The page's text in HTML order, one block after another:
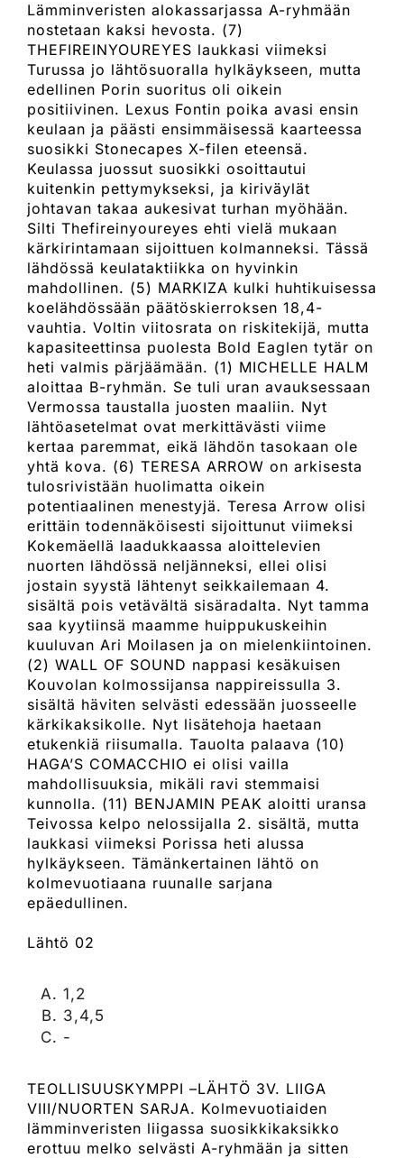
Lämminveristen alokassarjassa A-ryhmään
nostetaan kaksi hevosta. (7)
THEFIREINYOUREYES laukkasi viimeksi
Turussa jo lähtösuoralla hylkäykseen, mutta
edellinen Porin suoritus oli oikein
positiivinen. Lexus Fontin poika avasi ensin
keulaan ja päästi ensimmäisessä kaarteessa
suosikki Stonecapes X-filen eteensä.
Keulassa juossut suosikki osoittautui
kuitenkin pettymykseksi, ja kiriväylät
johtavan takaa aukesivat turhan myöhään.
Silti Thefireinyoureyes ehti vielä mukaan
kärkirintamaan sijoittuen kolmanneksi. Tässä
lähdössä keulataktiikka on hyvinkin
mahdollinen. (5) MARKIZA kulki huhtikuisessa
koelähdössään päätöskierroksen 18,4-
vauhtia. Voltin viitosrata on riskitekijä, mutta
kapasiteettinsa puolesta Bold Eaglen tytär on
heti valmis pärjäämään. (1) MICHELLE HALM
aloittaa B-ryhmän. Se tuli uran avauksessaan
Vermossa taustalla juosten maaliin. Nyt
lähtöasetelmat ovat merkittävästi viime
kertaa paremmat, eikä lähdön tasokaan ole
yhtä kova. (6) TERESA ARROW on arkisesta
tulosrivistään huolimatta oikein
potentiaalinen menestyjä. Teresa Arrow olisi
erittäin todennäköisesti sijoittunut viimeksi
Kokemäellä laadukkaassa aloittelevien
nuorten lähdössä neljänneksi, ellei olisi
jostain syystä lähtenyt seikkailemaan 4.
sisältä pois vetävältä sisäradalta. Nyt tamma
saa kyytiinsä maamme huippukuskeihin
kuuluvan Ari Moilasen ja on mielenkiintoinen.
(2) WALL OF SOUND nappasi kesäkuisen
Kouvolan kolmossijansa nappireissulla 3.
sisältä häviten selvästi edessään juosseelle
kärkikaksikolle. Nyt lisätehoja haetaan
etukenkiä riisumalla. Tauolta palaava (10)
HAGA’S COMACCHIO ei olisi vailla
mahdollisuuksia, mikäli ravi stemmaisi
kunnolla. (11) BENJAMIN PEAK aloitti uransa
Teivossa kelpo nelossijalla 2. sisältä, mutta
laukkasi viimeksi Porissa heti alussa
hylkäykseen. Tämänkertainen lähtö on
kolmevuotiaana ruunalle sarjana
epäedullinen.
Lähtö 02
1,2
3,4,5
-
TEOLLISUUSKYMPPI –LÄHTÖ 3V. LIIGA
VIII/NUORTEN SARJA. Kolmevuotiaiden
lämminveristen liigassa suosikkikaksikko
erottuu melko selvästi A-ryhmään ja sitten